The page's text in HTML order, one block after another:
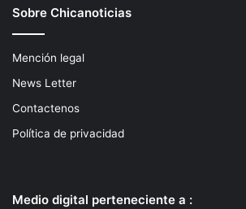
Sobre Chicanoticias
Mención legal
News Letter
Contactenos
Política de privacidad
Medio digital perteneciente a :